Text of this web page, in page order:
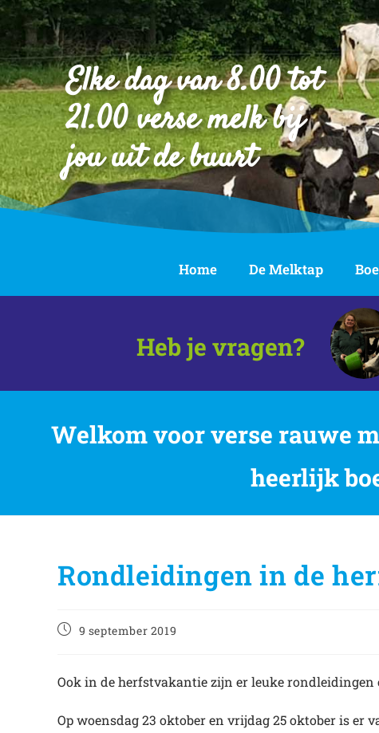
Elke dag van 8.00 tot
21.00 verse melk bij
jou uit de buurt
Home De Melktap
Heb je vragen?
Welkom voor verse rauwe
heerlijk
Rondleidingen in de
9 september 2019
Ook in de herfstvakantie zijn er leuke rondleidingen
Op woensdag 23 oktober en vrijdag 25 oktober is er